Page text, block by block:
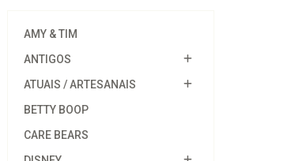
AMY & TIM
ANTIGOS
ATUAIS / ARTESANAIS
BETTY BOOP
CARE BEARS